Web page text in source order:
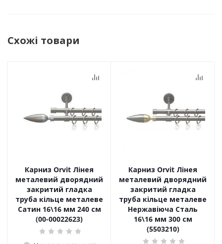
Схожі товари
Карниз Orvit Лінея
металевий дворядний
закритий гладка
труба кільце металеве
Сатин 16\16 мм 240 см
(00-00022623)
Карниз Orvit Лінея
металевий дворядний
закритий гладка
труба кільце металеве
Нержавіюча Сталь
16\16 мм 300 см
(5503210)